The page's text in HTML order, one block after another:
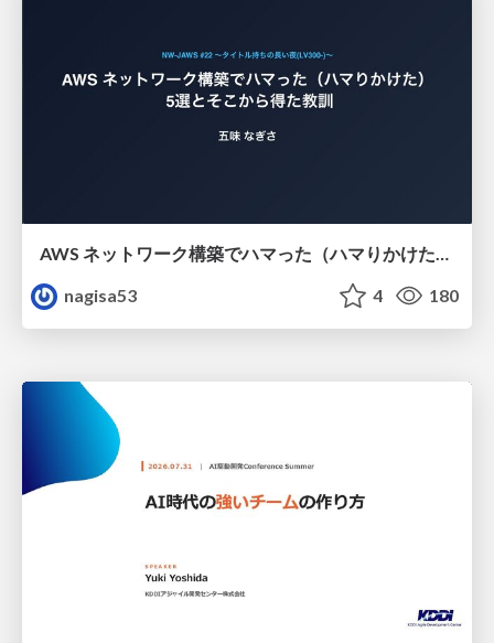
AWS ネットワーク構築でハマった（ハマりかけた） 5選とそこから得た教訓
nagisa53
4 180